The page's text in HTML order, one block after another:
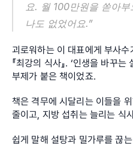
요. 월 100만원을 쏟아
나도 없었어요.”
괴로워하는 이 대표에게 부사
『최강의 식사』. ‘인생을 바꾸
부제가 붙은 책이었죠.
책은 격무에 시달리는 이들을
줄이고, 지방 섭취는 늘리는 식
쉽게 말해 설탕과 밀가루를 끊